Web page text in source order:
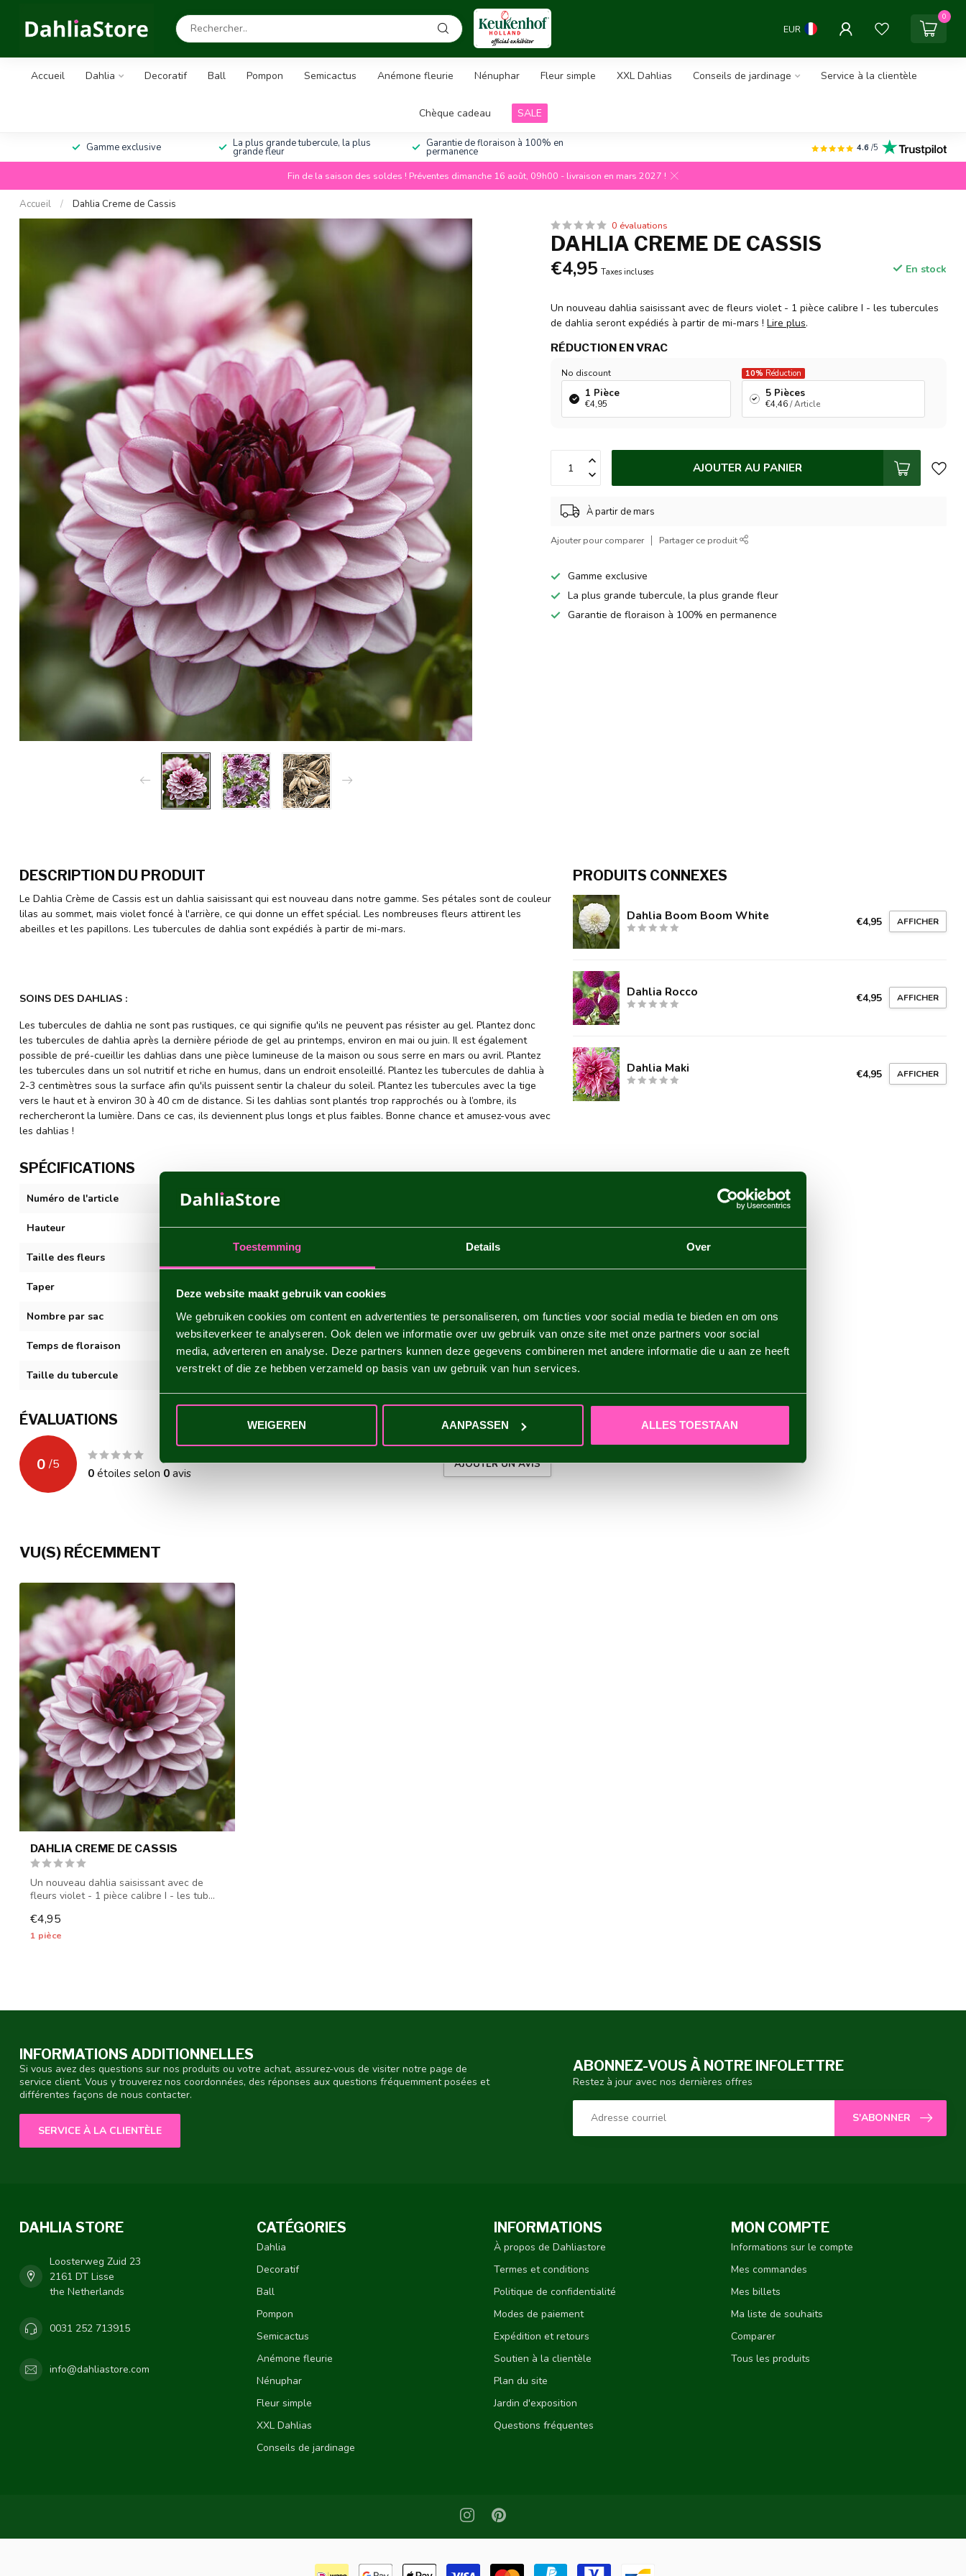
Toestemming Details Over
Deze website maakt gebruik van cookies
We gebruiken cookies om content en advertenties te personaliseren, om functies voor social media te bieden en om ons
websiteverkeer te analyseren. Ook delen we informatie over uw gebruik van onze site met onze partners voor social
media, adverteren en analyse. Deze partners kunnen deze gegevens combineren met andere informatie die u aan ze heeft
verstrekt of die ze hebben verzameld op basis van uw gebruik van hun services.
WEIGEREN AANPASSEN ALLES TOESTAAN
EUR
0
Accueil Dahlia Decoratif Ball Pompon Semicactus Anémone fleurie Nénuphar Fleur simple XXL Dahlias Conseils de jardinage Service à la clientèle
Chèque cadeau SALE
Gamme exclusive La plus grande tubercule, la plus
grande fleur
Garantie de floraison à 100% en
permanence 4.6 /5
Fin de la saison des soldes ! Préventes dimanche 16 août, 09h00 - livraison en mars 2027 !
Accueil / Dahlia Creme de Cassis
0 évaluations
DAHLIA CREME DE CASSIS
€4,95 Taxes incluses En stock
Un nouveau dahlia saisissant avec de fleurs violet - 1 pièce calibre I - les tubercules
de dahlia seront expédiés à partir de mi-mars !Lire plus.
RÉDUCTION EN VRAC
No discount
1 Pièce
€4,95
10% Réduction
5 Pièces
€4,46 / Article
AJOUTER AU PANIER
À partir de mars
Ajouter pour comparer Partager ce produit
Gamme exclusive
La plus grande tubercule, la plus grande fleur
Garantie de floraison à 100% en permanence
DESCRIPTION DU PRODUIT
Le Dahlia Crème de Cassis est un dahlia saisissant qui est nouveau dans notre gamme. Ses pétales sont de couleur
lilas au sommet, mais violet foncé à l'arrière, ce qui donne un effet spécial. Les nombreuses fleurs attirent les
abeilles et les papillons. Les tubercules de dahlia sont expédiés à partir de mi-mars.
SOINS DES DAHLIAS :
Les tubercules de dahlia ne sont pas rustiques, ce qui signifie qu'ils ne peuvent pas résister au gel. Plantez donc
les tubercules de dahlia après la dernière période de gel au printemps, environ en mai ou juin. Il est également
possible de pré-cueillir les dahlias dans une pièce lumineuse de la maison ou sous serre en mars ou avril. Plantez
les tubercules dans un sol nutritif et riche en humus, dans un endroit ensoleillé. Plantez les tubercules de dahlia à
2-3 centimètres sous la surface afin qu'ils puissent sentir la chaleur du soleil. Plantez les tubercules avec la tige
vers le haut et à environ 30 à 40 cm de distance. Si les dahlias sont plantés trop rapprochés ou à l’ombre, ils
rechercheront la lumière. Dans ce cas, ils deviennent plus longs et plus faibles. Bonne chance et amusez-vous avec
les dahlias !
SPÉCIFICATIONS
Numéro de l'article Creme de Cassis
Hauteur 80-100 cm
Taille des fleurs
Taper Decoratif
Nombre par sac 1
Temps de floraison VII-XI
Taille du tubercule
ÉVALUATIONS
0 /5
0étoiles selon 0avis
AJOUTER UN AVIS
PRODUITS CONNEXES
Dahlia Boom Boom White €4,95 AFFICHER
Dahlia Rocco €4,95 AFFICHER
Dahlia Maki €4,95 AFFICHER
VU(S) RÉCEMMENT
DAHLIA CREME DE CASSIS
Un nouveau dahlia saisissant avec de
fleurs violet - 1 pièce calibre I - les tub...
€4,95
1 pièce
INFORMATIONS ADDITIONNELLES
Si vous avez des questions sur nos produits ou votre achat, assurez-vous de visiter notre page de
service client. Vous y trouverez nos coordonnées, des réponses aux questions fréquemment posées et
différentes façons de nous contacter.
SERVICE À LA CLIENTÈLE
ABONNEZ-VOUS À NOTRE INFOLETTRE
Restez à jour avec nos dernières offres
S'ABONNER
DAHLIA STORE
Loosterweg Zuid 23
2161 DT Lisse
the Netherlands
0031 252 713915
info@dahliastore.com
CATÉGORIES
Dahlia
Decoratif
Ball
Pompon
Semicactus
Anémone fleurie
Nénuphar
Fleur simple
XXL Dahlias
Conseils de jardinage
INFORMATIONS
À propos de Dahliastore
Termes et conditions
Politique de confidentialité
Modes de paiement
Expédition et retours
Soutien à la clientèle
Plan du site
Jardin d'exposition
Questions fréquentes
MON COMPTE
Informations sur le compte
Mes commandes
Mes billets
Ma liste de souhaits
Comparer
Tous les produits